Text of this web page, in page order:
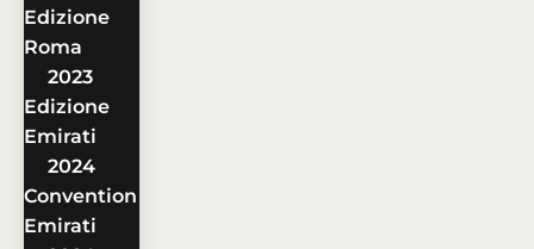
Edizione
Roma
2023
Edizione
Emirati
2024
Convention
Emirati